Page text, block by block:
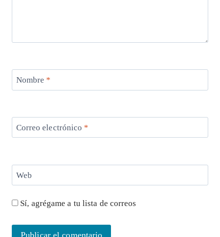
Nombre *
Correo electrónico *
Web
Sí, agrégame a tu lista de correos